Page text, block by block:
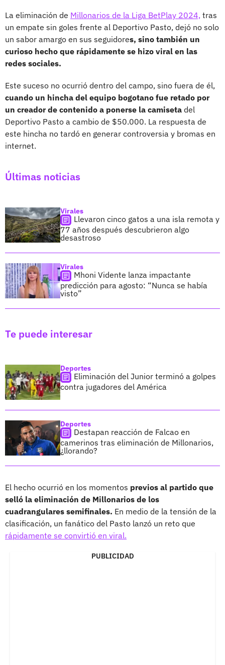
La eliminación de Millonarios de la Liga BetPlay 2024, tras
un empate sin goles frente al Deportivo Pasto, dejó no solo
un sabor amargo en sus seguidores, sino también un
curioso hecho que rápidamente se hizo viral en las
redes sociales.
Este suceso no ocurrió dentro del campo, sino fuera de él,
cuando un hincha del equipo bogotano fue retado por
un creador de contenido a ponerse la camiseta del
Deportivo Pasto a cambio de $50.000. La respuesta de
este hincha no tardó en generar controversia y bromas en
internet.
Últimas noticias
Virales
Llevaron cinco gatos a una isla remota y
77 años después descubrieron algo
desastroso
Virales
Mhoni Vidente lanza impactante
predicción para agosto: “Nunca se había
visto”
Te puede interesar
Deportes
Eliminación del Junior terminó a golpes
contra jugadores del América
Deportes
Destapan reacción de Falcao en
camerinos tras eliminación de Millonarios,
¿llorando?
El hecho ocurrió en los momentos previos al partido que
selló la eliminación de Millonarios de los
cuadrangulares semifinales. En medio de la tensión de la
clasificación, un fanático del Pasto lanzó un reto que
rápidamente se convirtió en viral.
PUBLICIDAD